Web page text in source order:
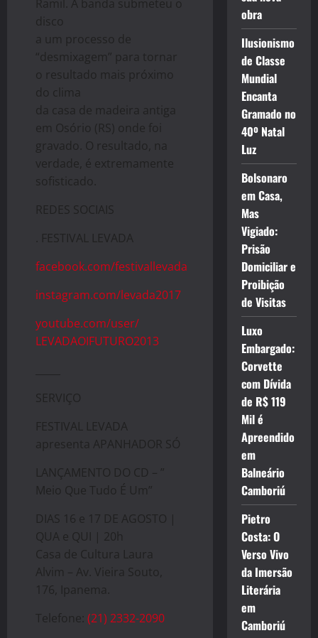
Ramil. A banda submeteu o
disco
a um processo de
“desmixagem” para tornar
o resultado mais próximo
do clima
da casa de madeira antiga
em Osório (RS) onde foi
gravado. O resultado, na
verdade, é extremamente
sofisticado.
REDES SOCIAIS
. FESTIVAL LEVADA
facebook.com/festivallevada
instagram.com/levada2017
youtube.com/user/
LEVADAOIFUTURO2013
SERVIÇO
FESTIVAL LEVADA
apresenta APANHADOR SÓ
LANÇAMENTO DO CD – ”
Meio Que Tudo É Um”
DIAS 16 e 17 DE AGOSTO |
QUA e QUI | 20h
Casa de Cultura Laura
Alvim – Av. Vieira Souto,
176, Ipanema.
Telefone: (21) 2332-2090
obra
Ilusionismo
de Classe
Mundial
Encanta
Gramado no
40º Natal
Luz
Bolsonaro
em Casa,
Mas
Vigiado:
Prisão
Domiciliar e
Proibição
de Visitas
Luxo
Embargado:
Corvette
com Dívida
de R$ 119
Mil é
Apreendido
em
Balneário
Camboriú
Pietro
Costa: O
Verso Vivo
da Imersão
Literária
em
Camboriú